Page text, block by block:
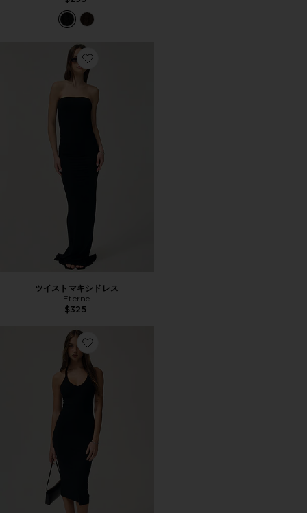
Favorite ツイストマキシドレス
ツイストマキシドレス
Eterne
$325
Favorite Vネックレーサーバックミディドレス